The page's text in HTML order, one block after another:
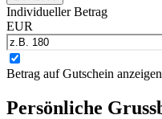
Individueller Betrag
EUR
Betrag auf Gutschein anzeigen
Persönliche